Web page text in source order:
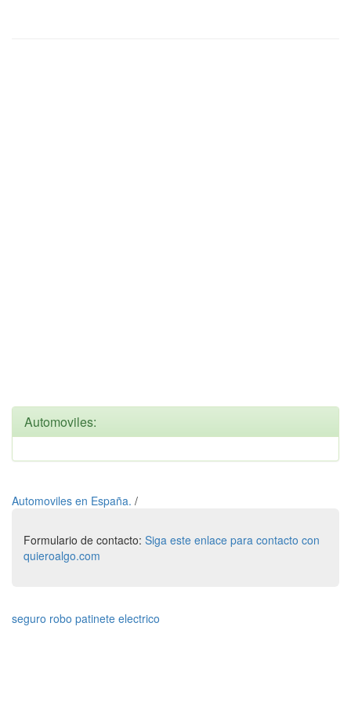
Automoviles:
Automoviles en España. /
Formulario de contacto: Siga este enlace para contacto con
quieroalgo.com
seguro robo patinete electrico